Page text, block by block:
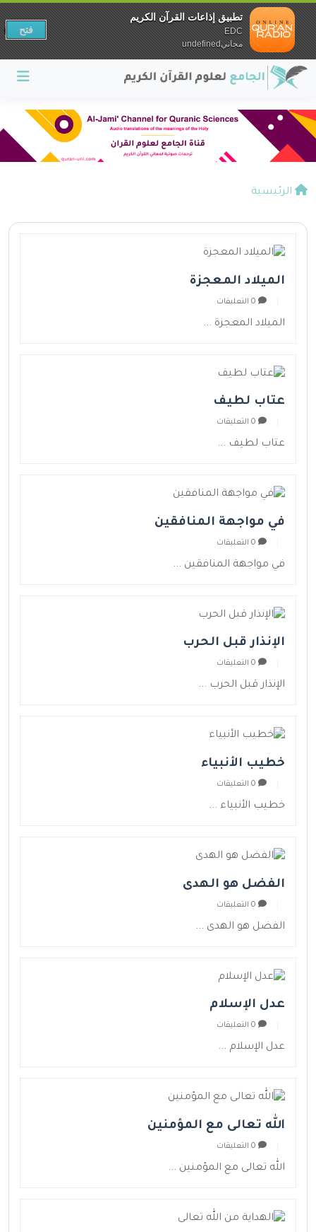
الرئيسية
الميلاد المعجزة
الميلاد المعجزة ...
عتاب لطيف
عتاب لطيف ...
في مواجهة المنافقين
في مواجهة المنافقين ...
الإنذار قبل الحرب
الإنذار قبل الحرب ...
خطيب الأنبياء
خطيب الأنبياء ...
الفضل هو الهدى
الفضل هو الهدى ...
عدل الإسلام
عدل الإسلام ...
الله تعالى مع المؤمنين
الله تعالى مع المؤمنين ...
تطبيق إذاعات القرآن الكريم
EDC
مجانيundefined
فتح